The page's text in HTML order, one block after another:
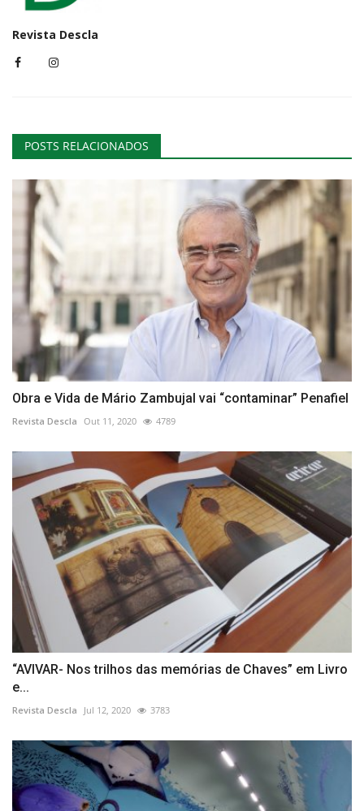
Revista Descla
POSTS RELACIONADOS
Obra e Vida de Mário Zambujal vai “contaminar” Penafiel
Revista Descla Out 11, 2020 4789
“AVIVAR- Nos trilhos das memórias de Chaves” em Livro
e...
Revista Descla Jul 12, 2020 3783